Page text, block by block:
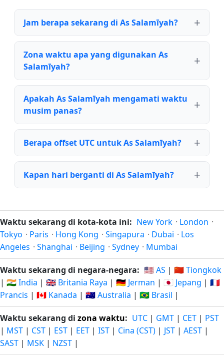
Jam berapa sekarang di As Salamīyah?
Zona waktu apa yang digunakan As
Salamīyah?
Apakah As Salamīyah mengamati waktu
musim panas?
Berapa offset UTC untuk As Salamīyah?
Kapan hari berganti di As Salamīyah?
Waktu sekarang di kota-kota ini: New York · London ·
Tokyo · Paris · Hong Kong · Singapura · Dubai · Los
Angeles · Shanghai · Beijing · Sydney · Mumbai
Waktu sekarang di negara-negara: 🇺🇸 AS | 🇨🇳 Tiongkok
| 🇮🇳 India | 🇬🇧 Britania Raya | 🇩🇪 Jerman | 🇯🇵 Jepang | 🇫🇷
Prancis | 🇨🇦 Kanada | 🇦🇺 Australia | 🇧🇷 Brasil |
Waktu sekarang di zona waktu: UTC | GMT | CET | PST
| MST | CST | EST | EET | IST | Cina (CST) | JST | AEST |
SAST | MSK | NZST |